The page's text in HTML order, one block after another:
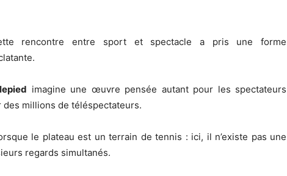
rencontre entre sport et spectacle a pris une forme
imagine une œuvre pensée autant pour les spectateurs
millions de téléspectateurs.
le plateau est un terrain de tennis : ici, il n’existe pas une
regards simultanés.